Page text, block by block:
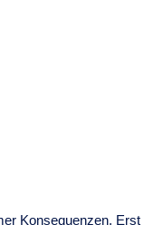
Konsequenzen. Erst